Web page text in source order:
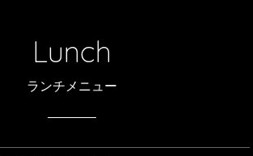
Lunch
ランチメニュー